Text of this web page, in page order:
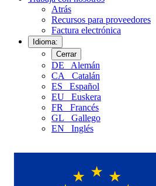
Atrás
Recursos para proveedores
Factura electrónica
Idioma:
Cerrar
DE
Alemán
CA
Catalán
ES
Español
EU
Euskera
FR
Francés
GL
Gallego
EN
Inglés